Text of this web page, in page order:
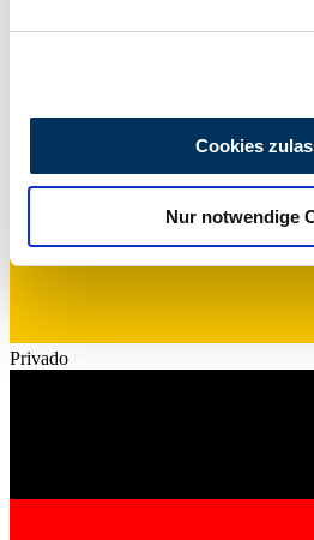
analysieren. Außerdem geben
Verwendung unserer Website an
soziale Medien, Werbung und
gesammelt haben.
Cookies
Nur notwendige
Privado